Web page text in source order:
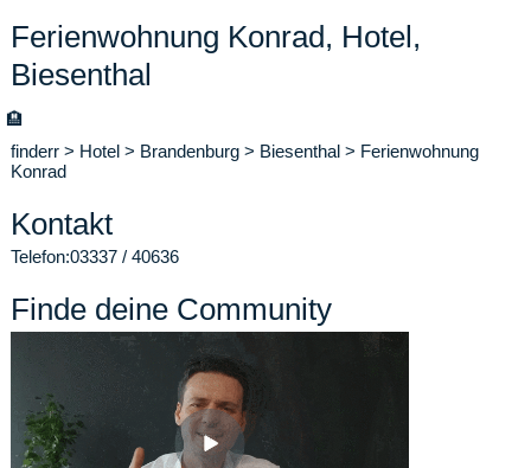
Ferienwohnung Konrad, Hotel,
Biesenthal
🏨
finderr > Hotel > Brandenburg > Biesenthal > Ferienwohnung
Konrad
Kontakt
Telefon:03337 / 40636
Finde deine Community